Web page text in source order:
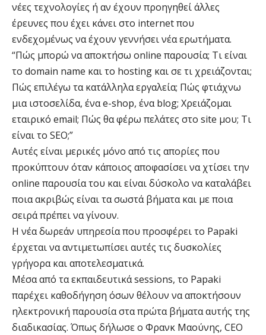
νέες τεχνολογίες ή αν έχουν προηγηθεί άλλες
έρευνες που έχει κάνει στο internet που
ενδεχομένως να έχουν γεννήσει νέα ερωτήματα.
“Πώς μπορώ να αποκτήσω online παρουσία; Τι είναι
το domain name και το hosting και σε τι χρειάζονται;
Πώς επιλέγω τα κατάλληλα εργαλεία; Πώς φτιάχνω
μια ιστοσελίδα, ένα e-shop, ένα blog; Χρειάζομαι
εταιρικό email; Πώς θα φέρω πελάτες στο site μου; Τι
είναι το SEO;”
Αυτές είναι μερικές μόνο από τις απορίες που
προκύπτουν όταν κάποιος αποφασίσει να χτίσει την
online παρουσία του και είναι δύσκολο να καταλάβει
ποια ακριβώς είναι τα σωστά βήματα και με ποια
σειρά πρέπει να γίνουν.
Η νέα δωρεάν υπηρεσία που προσφέρει το Papaki
έρχεται να αντιμετωπίσει αυτές τις δυσκολίες
γρήγορα και αποτελεσματικά.
Μέσα από τα εκπαιδευτικά sessions, το Papaki
παρέχει καθοδήγηση όσων θέλουν να αποκτήσουν
ηλεκτρονική παρουσία στα πρώτα βήματα αυτής της
διαδικασίας. Όπως δήλωσε ο Φρανκ Μαούνης, CEO